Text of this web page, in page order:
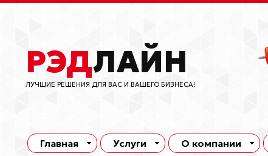
РЭДЛАЙН
ЛУЧШИЕ РЕШЕНИЯ ДЛЯ ВАС И ВАШЕГО БИЗНЕСА!
Главная Услуги О компании